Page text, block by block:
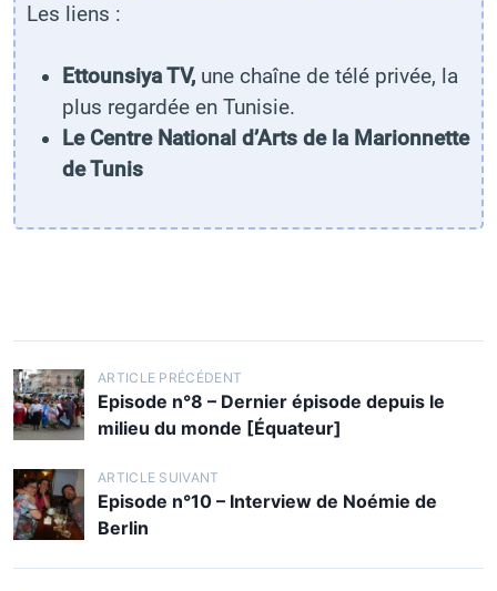
Les liens :
Ettounsiya TV, une chaîne de télé privée, la
plus regardée en Tunisie.
Le Centre National d’Arts de la Marionnette
de Tunis
N
a
v
i
g
a
ARTICLE PRÉCÉDENT
Episode n°8 – Dernier épisode depuis le
milieu du monde [Équateur]
ARTICLE SUIVANT
Episode n°10 – Interview de Noémie de
Berlin